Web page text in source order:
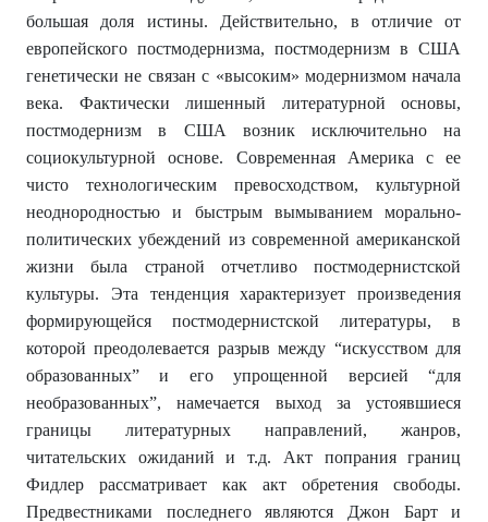
большая доля истины. Действительно, в отличие от
европейского постмодернизма, постмодернизм в США
генетически не связан с «высоким» модернизмом начала
века. Фактически лишенный литературной основы,
постмодернизм в США возник исключительно на
социокультурной основе. Современная Америка с ее
чисто технологическим превосходством, культурной
неоднородностью и быстрым вымыванием морально-
политических убеждений из современной американской
жизни была страной отчетливо постмодернистской
культуры. Эта тенденция характеризует произведения
формирующейся постмодернистской литературы, в
которой преодолевается разрыв между “искусством для
образованных” и его упрощенной версией “для
необразованных”, намечается выход за устоявшиеся
границы литературных направлений, жанров,
читательских ожиданий и т.д. Акт попрания границ
Фидлер рассматривает как акт обретения свободы.
Предвестниками последнего являются Джон Барт и